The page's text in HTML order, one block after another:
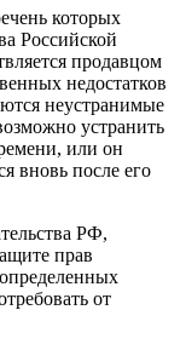
которых
Российской
продавцом
недостатков
неустранимые
устранить
или он
вновь после его
РФ,
прав
от